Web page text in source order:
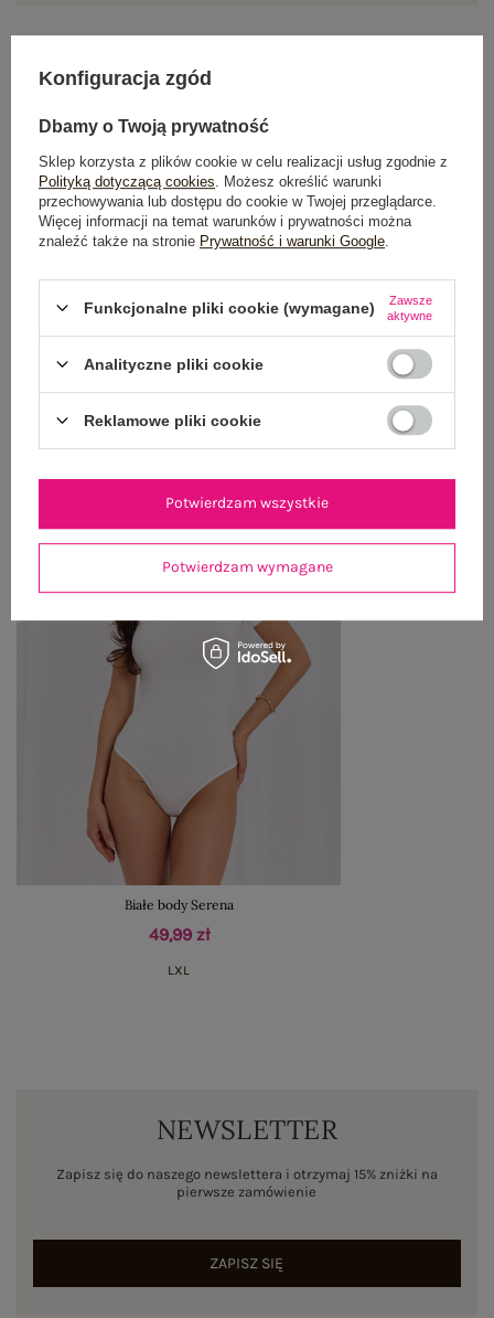
OPIS PRODUKTU
GŁÓWNE PARAMETRY
OPINIE O PRODUKCIE (1)
WYSYŁKA I DOSTAWA
ZWROTY I REKLAMACJE
OSTATNIO OGLĄDANE
Zobacz wszystko
Białe body Serena
49,99 zł
LXL
NEWSLETTER
Zapisz się do naszego newslettera i otrzymaj 15% zniżki na
pierwsze zamówienie
ZAPISZ SIĘ
Konfiguracja zgód
Dbamy o Twoją prywatność
Sklep korzysta z plików cookie w celu realizacji usług zgodnie z
Polityką dotyczącą cookies . Możesz określić warunki
przechowywania lub dostępu do cookie w Twojej przeglądarce.
Więcej informacji na temat warunków i prywatności można
znaleźć także na stronie Prywatność i warunki Google
Funkcjonalne pliki cookie (wymagane)
Zawsze
aktywne
Analityczne pliki cookie
Reklamowe pliki cookie
Potwierdzam wymagane
Potwierdzam wszystkie